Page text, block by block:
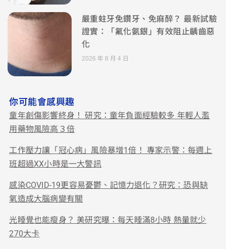
嚴重蛀牙免鑽牙、免麻醉？ 最新試驗
證實：「氟化氨銀」有效阻止齲齒惡
化
2026 年 8 月 4 日
你可能會感興趣
童年創傷影響終身！ 研究：童年負面經驗較多 年輕人濫
用藥物風險高３倍
工作壓力讓「冠心病」風險暴增1倍！ 專家示警：每週上
班超過XX小時是一大警訊
感染COVID-19更容易憂鬱、記憶力退化？研究：恐與缺
氧造成大腦病變有關
光睡覺也能瘦身？ 美研究曝：每天睡滿8小時 熱量就少
270大卡